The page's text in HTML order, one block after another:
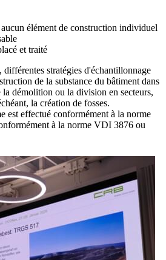
élément de construction individuel
et traité
stratégies d'échantillonnage
de la substance du bâtiment dans
la démolition ou la division en secteurs,
la création de fosses.
est effectué conformément à la norme
à la norme VDI 3876 ou